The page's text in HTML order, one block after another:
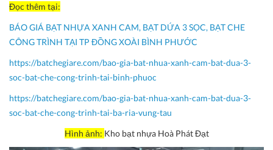
Đọc thêm tại:
BÁO GIÁ BẠT NHỰA XANH CAM, BẠT DỨA 3 SỌC, BẠT CHE
CÔNG TRÌNH TẠI TP ĐỒNG XOÀI BÌNH PHƯỚC
https://batchegiare.com/bao-gia-bat-nhua-xanh-cam-bat-dua-3-
soc-bat-che-cong-trinh-tai-binh-phuoc
https://batchegiare.com/bao-gia-bat-nhua-xanh-cam-bat-dua-3-
soc-bat-che-cong-trinh-tai-ba-ria-vung-tau
Hình ảnh: Kho bạt nhựa Hoà Phát Đạt